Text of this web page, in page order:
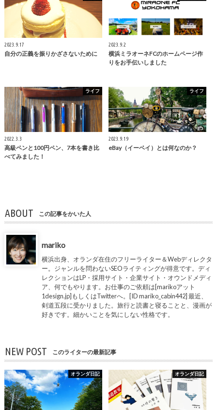
2023.9.17
自分の正義を振りかざさないために
2023.9.2
横浜ミラオーネFCのホームページ作
りをお手伝いしました
ライフ
2022.3.3
高級ペンと100円ペン、7本を書き比
べてみました！
ライフ
2023.9.19
eBay（イーベイ）とは何なのか？
ABOUT この記事をかいた人
mariko
横浜出身、オランダ在住のフリーライター＆Webディレクタ
ー。ジャンルを問わないSEOライティングが得意です。ディ
レクションはLP・採用サイト・企業サイト・オウンドメディ
ア、何でもやります。お仕事のご依頼は[marikoアット
1design.jp]もしくはTwitterへ。[ID mariko_cabin442] 最近、
剣道五段に受かりました。旅行と読書と寝ることと、漫画が
好きです。細かいことを気にしない性格です。
NEW POST このライターの最新記事
オランダ日記 オランダ日記